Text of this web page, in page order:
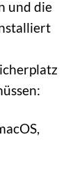
und die